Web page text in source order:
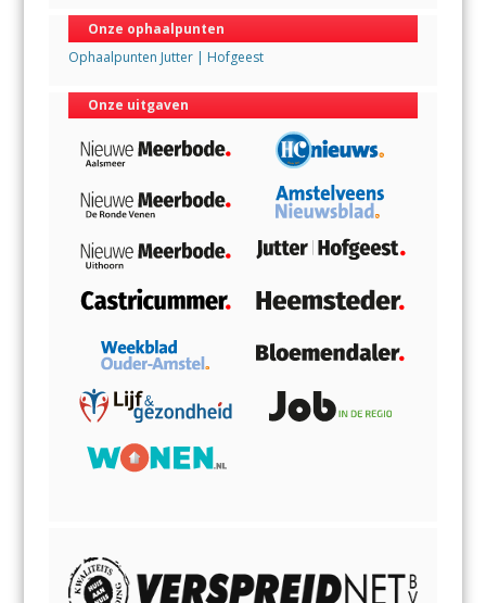
Onze ophaalpunten
Ophaalpunten Jutter | Hofgeest
Onze uitgaven